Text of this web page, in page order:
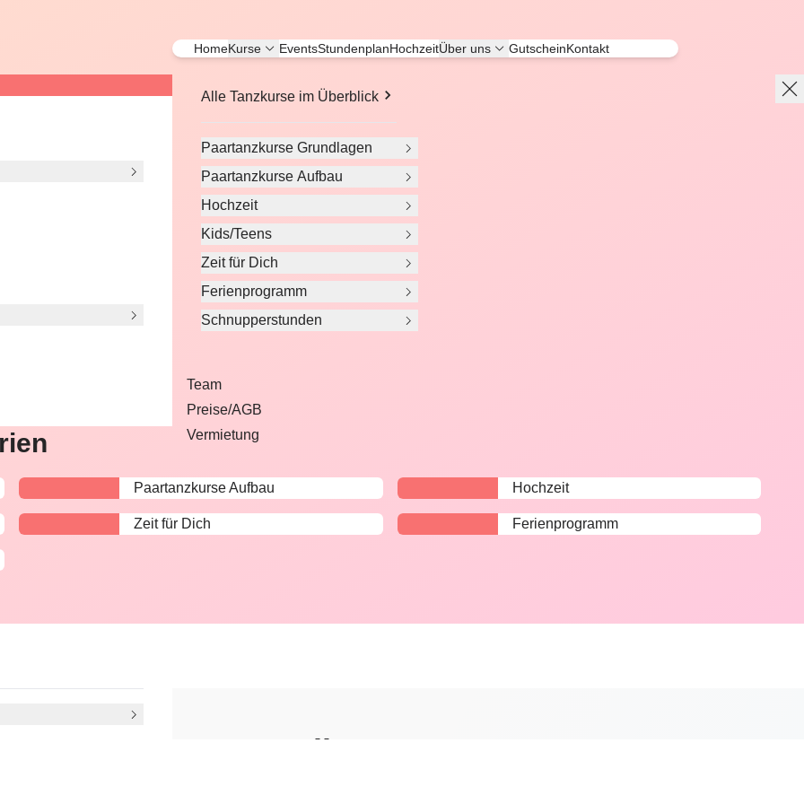
HomeKurse EventsStundenplanHochzeitÜber uns GutscheinKontakt
Alle Tanzkurse im Überblick
Paartanzkurse Grundlagen
Paartanzkurse Aufbau
Hochzeit
Kids/Teens
Zeit für Dich
Ferienprogramm
Schnupperstunden
Team
Preise/AGB
Vermietung
Ihnen eine
wird jedes
Paartanzkurse Aufbau Hochzeit
Zeit für Dich Ferienprogramm
Paartanzkurse Grundlagen